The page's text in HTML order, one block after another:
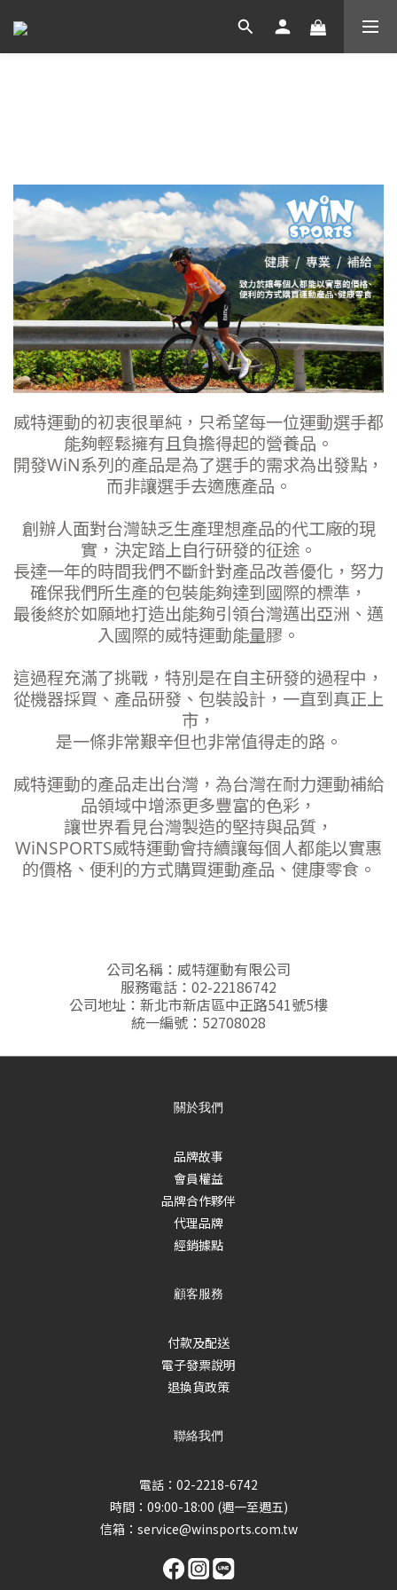
威特運動的初衷很單純，只希望每一位運動選手都
能夠輕鬆擁有且負擔得起的營養品。
開發WiN系列的產品是為了選手的需求為出發點，
而非讓選手去適應產品。
創辦人面對台灣缺乏生產理想產品的代工廠的現
實，決定踏上自行研發的征途。
長達一年的時間我們不斷針對產品改善優化，努力
確保我們所生產的包裝能夠達到國際的標準，
最後終於如願地打造出能夠引領台灣邁出亞洲、邁
入國際的威特運動能量膠。
這過程充滿了挑戰，特別是在自主研發的過程中，
從機器採買、產品研發、包裝設計，一直到真正上
市，
是一條非常艱辛但也非常值得走的路。
威特運動的產品走出台灣，為台灣在耐力運動補給
品領域中增添更多豐富的色彩，
讓世界看見台灣製造的堅持與品質，
WiNSPORTS威特運動會持續讓每個人都能以實惠
的價格、便利的方式購買運動產品、 健康零食。
公司名稱：威特運動有限公司
服務電話：02-22186742
公司地址：新北市新店區中正路541號5樓
統一編號：52708028
關於我們
品牌故事
會員權益
品牌合作夥伴
代理品牌
經銷據點
顧客服務
付款及配送
電子發票說明
退換貨政策
聯絡我們
電話：02-2218-6742
時間：09:00-18:00 (週一至週五)
信箱： service@winsports.com.tw